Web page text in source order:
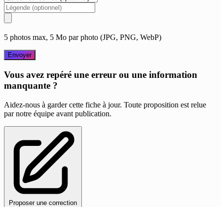
5 photos max, 5 Mo par photo (JPG, PNG, WebP)
Envoyer
Vous avez repéré une erreur ou une information
manquante ?
Aidez-nous à garder cette fiche à jour. Toute proposition est relue
par notre équipe avant publication.
Proposer une correction